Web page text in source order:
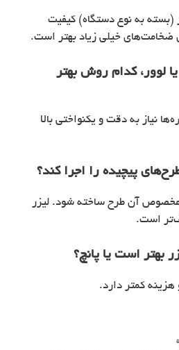
20 میلی‌متر (بسته به نوع دستگاه) کیفیت
لوور، کدام روش بهتر
نیاز به دقت و یکنواختی بالا
مخصوص آن طرح ساخته شود. لیزر
است.
هزینه کمتر دارد.